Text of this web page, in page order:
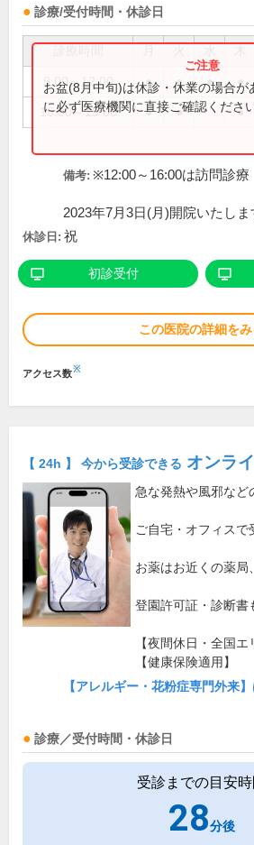
診療/受付時間・休診日
9:00～12:00 ● ● ● ●
16:00～19:00 ● ● ●
お盆(8月中旬)は休診・休業の場合が
に必ず医療機関に直接ご確認ください
備考: ※12:00～16:00は訪問診療
2023年7月3日(月)開院いたしま
休診日: 祝
初診受付
この医院の詳細をみ
アクセス数※
【 24h 】 今から受診できる オンラ
急な発熱や風邪など
ご自宅・オフィスで
お薬はお近くの薬局
登園許可証・診断書
【夜間休日・全国エ
【健康保険適用】
【アレルギー・花粉症専門外来
診療／受付時間・休診日
受診までの目安時
28分後